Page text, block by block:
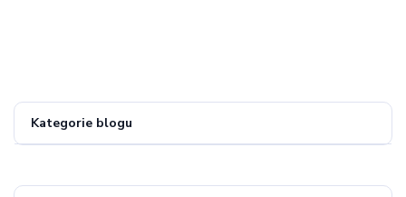
Kategorie blogu